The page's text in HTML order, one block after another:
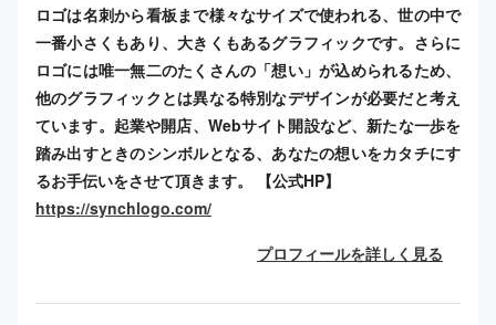
ロゴは名刺から看板まで様々なサイズで使われる、世の中で
一番小さくもあり、大きくもあるグラフィックです。さらに
ロゴには唯一無二のたくさんの「想い」が込められるため、
他のグラフィックとは異なる特別なデザインが必要だと考え
ています。起業や開店、Webサイト開設など、新たな一歩を
踏み出すときのシンボルとなる、あなたの想いをカタチにす
るお手伝いをさせて頂きます。 【公式HP】
https://synchlogo.com/
プロフィールを詳しく見る